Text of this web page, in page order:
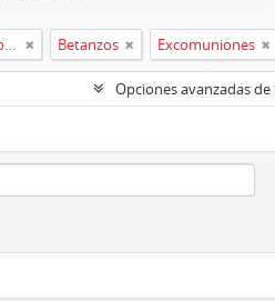
Convento de Santo Domingo de La Coruña Betanzos Excomuniones
Opciones avanzadas